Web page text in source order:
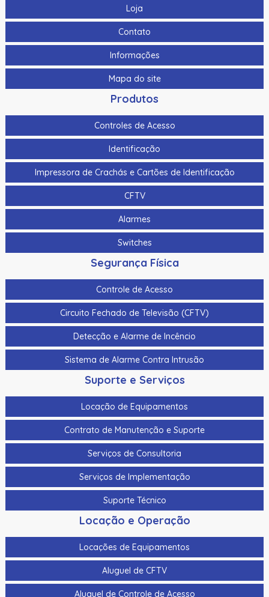
Loja
Contato
Informações
Mapa do site
Produtos
Controles de Acesso
Identificação
Impressora de Crachás e Cartões de Identificação
CFTV
Alarmes
Switches
Segurança Física
Controle de Acesso
Circuito Fechado de Televisão (CFTV)
Detecção e Alarme de Incêncio
Sistema de Alarme Contra Intrusão
Suporte e Serviços
Locação de Equipamentos
Contrato de Manutenção e Suporte
Serviços de Consultoria
Serviços de Implementação
Suporte Técnico
Locação e Operação
Locações de Equipamentos
Aluguel de CFTV
Aluguel de Controle de Acesso